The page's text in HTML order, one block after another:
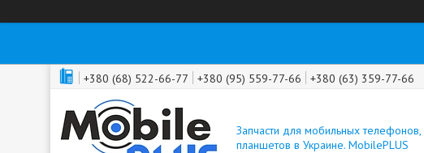
+380 (68) 522-66-77 +380 (95) 559-77-66 +380 (63) 359-77-66
Запчасти для мобильных телефонов,
планшетов в Украине. MobilePLUS